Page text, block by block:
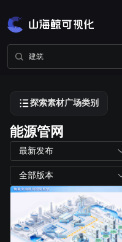
探索素材广场类别
能源管网
最新发布
全部版本